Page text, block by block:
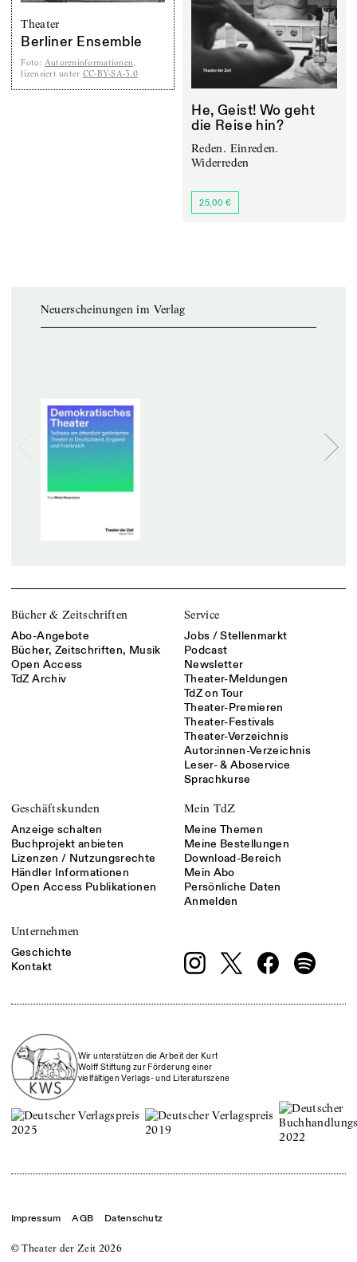
Theater
Berliner Ensemble
Foto: Autoreninformationen,
lizensiert unter CC-BY-SA-3.0
He, Geist! Wo geht
die Reise hin?
Reden. Einreden.
Widerreden
25,00 €
Neuerscheinungen im Verlag
Bücher & Zeitschriften
Abo-Angebote
Bücher, Zeitschriften, Musik
Open Access
TdZ Archiv
Service
Jobs / Stellenmarkt
Podcast
Newsletter
Theater-Meldungen
TdZ on Tour
Theater-Premieren
Theater-Festivals
Theater-Verzeichnis
Autor:innen-Verzeichnis
Leser- & Aboservice
Sprachkurse
Geschäftskunden
Anzeige schalten
Buchprojekt anbieten
Lizenzen / Nutzungsrechte
Händler Informationen
Open Access Publikationen
Mein TdZ
Meine Themen
Meine Bestellungen
Download-Bereich
Mein Abo
Persönliche Daten
Anmelden
Unternehmen
Geschichte
Kontakt
Wir unterstützen die Arbeit der Kurt
Wolff Stiftung zur Förderung einer
vielfältigen Verlags- und Literaturszene
© Theater der Zeit 2026
Impressum AGB Datenschutz